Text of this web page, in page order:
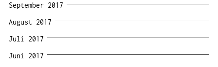
September 2017
August 2017
Juli 2017
Juni 2017